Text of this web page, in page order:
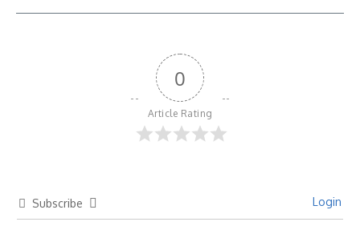
0
Article Rating
Subscribe Login